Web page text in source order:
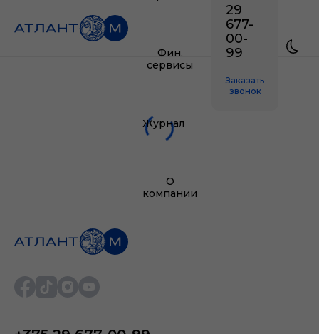
Фин.
сервисы
Журнал
О
компании
29
677-
00-
99
Заказать
звонок